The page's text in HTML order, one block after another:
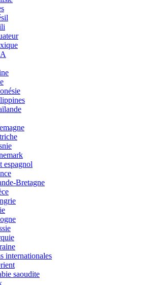
espagnol
Bretagne
internationales
saoudite